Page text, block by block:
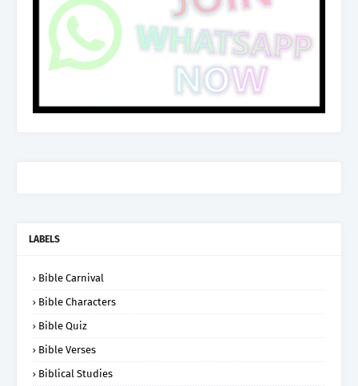
LABELS
Bible Carnival
Bible Characters
Bible Quiz
Bible Verses
Biblical Studies